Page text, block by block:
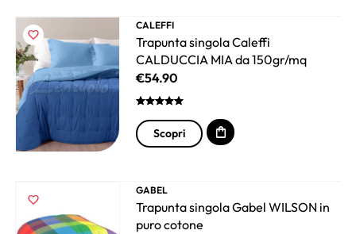
CALEFFI
Trapunta singola Caleffi
CALDUCCIA MIA da 150gr/mq
€54.90
Scopri
GABEL
Trapunta singola Gabel WILSON in
puro cotone